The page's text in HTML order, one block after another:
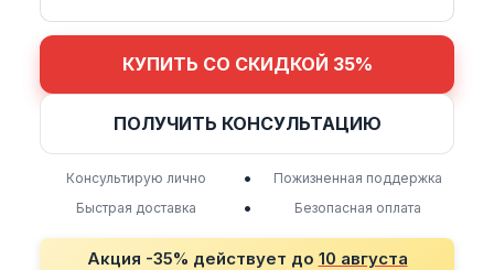
КУПИТЬ СО СКИДКОЙ 35%
ПОЛУЧИТЬ КОНСУЛЬТАЦИЮ
Консультирую лично •
Пожизненная поддержка
Быстрая доставка
• Безопасная оплата
Акция -35% действует до 10 августа